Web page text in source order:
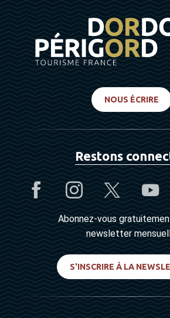
NOUS ÉCRIRE
Restons
Abonnez-vous
newsletter
S'INSCRIRE À LA